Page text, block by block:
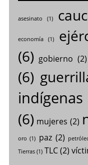
asesinato (1)
economía(1)
(6) gobierno (2)
(6)
indígenas
(6) mujeres (2)
oro (1) paz (2)
Tierras(1) TLC(2)